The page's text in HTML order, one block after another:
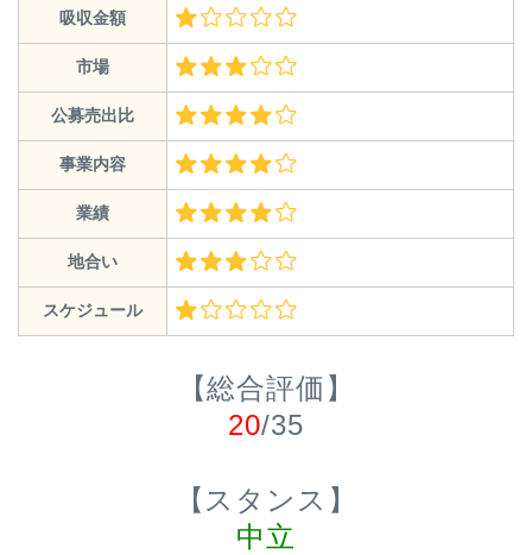
吸収金額
市場
公募売出比
事業内容
業績
地合い
スケジュール
【総合評価】
20/35
【スタンス】
中立